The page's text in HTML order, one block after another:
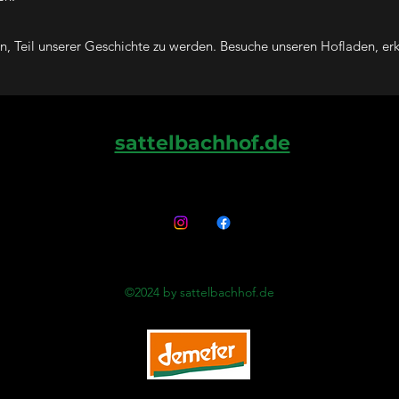
Teil unserer Geschichte zu werden. Besuche unseren Hofladen,
sattelbachhof.de
©2024 by sattelbachhof.de